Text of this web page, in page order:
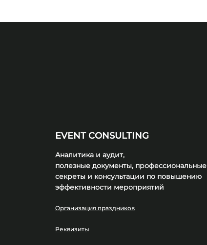
EVENT CONSULTING
Аналитика и аудит,
полезные документы, профессиональные
секреты и консультации по повышению
эффективности мероприятий
Организация праздников
Реквизиты